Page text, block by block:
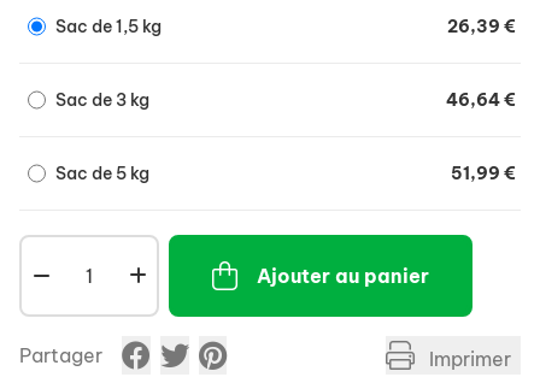
Sac de 1,5 kg 26,39 €
Sac de 3 kg 46,64 €
Sac de 5 kg 51,99 €
Ajouter au panier
Partager Imprimer